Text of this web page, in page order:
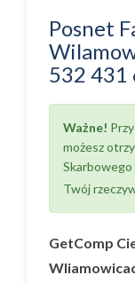
Posnet
532 431
Ważne!
możesz
Twój
GetComp